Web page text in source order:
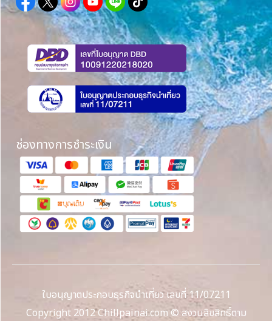
ช่องทางการชำระเงิน
ใบอนุญาตประกอบธุรกิจนำเที่ยว เลขที่ 11/07211
Copyright 2012 Chillpainai.com © สงวนลิขสิทธิ์ตาม